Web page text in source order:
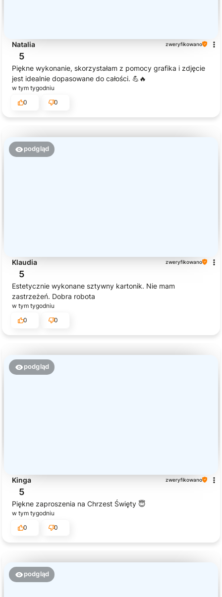
Natalia zweryfikowano
5
Piękne wykonanie, skorzystałam z pomocy grafika i zdjęcie
jest idealnie dopasowane do całości. 💪🔥
w tym tygodniu
0
0
podgląd
Klaudia zweryfikowano
5
Estetycznie wykonane sztywny kartonik. Nie mam
zastrzeżeń. Dobra robota
w tym tygodniu
0
0
podgląd
Kinga zweryfikowano
5
Piękne zaproszenia na Chrzest Święty 😇
w tym tygodniu
0
0
podgląd